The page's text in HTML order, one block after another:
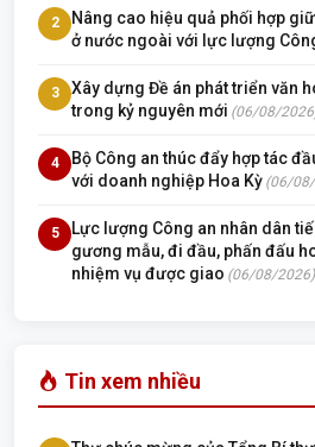
2
Nâng cao hiệu quả phối hợp
ở nước ngoài với lực lượng
3
Xây dựng Đề án phát triển văn
trong kỷ nguyên mới (06/08/
4
Bộ Công an thúc đẩy hợp tác
với doanh nghiệp Hoa Kỳ (06/
5
Lực lượng Công an nhân dân
gương mẫu, đi đầu, phấn đấu
nhiệm vụ được giao (06/08/2026)
Tin xem nhiều